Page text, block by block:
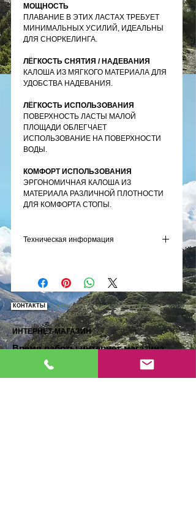
МОЩНОСТЬ
ПЛАВАНИЕ В ЭТИХ ЛАСТАХ ТРЕБУЕТ
МИНИМАЛЬНЫХ УСИЛИЙ, ИДЕАЛЬНЫ
ДЛЯ СНОРКЕЛИНГА.
ЛЁГКОСТЬ СНЯТИЯ / НАДЕВАНИЯ
КАЛОША ИЗ МЯГКОГО МАТЕРИАЛА ДЛЯ
УДОБСТВА НАДЕВАНИЯ.
ЛЁГКОСТЬ ИСПОЛЬЗОВАНИЯ
ПОВЕРХНОСТЬ ЛАСТЫ МАЛОЙ
ПЛОЩАДИ ОБЛЕГЧАЕТ
ИСПОЛЬЗОВАНИЕ НА ПОВЕРХНОСТИ
ВОДЫ.
КОМФОРТ ИСПОЛЬЗОВАНИЯ
ЭРГОНОМИЧНАЯ КАЛОША ИЗ
МАТЕРИАЛА РАЗЛИЧНОЙ ПЛОТНОСТИ
ДЛЯ КОМФОРТА СТОПЫ.
Техническая информация
ступне. Может быть полностью закрытой
(ласты с галошами) или открытой с
регулируемым ремешком.
ЛОПАСТЬ
Плоская часть ласты, с помощью которой
осуществляется толчок. Чем длиннее и/
или тверже ласты, тем мощнее толчок
пловца. Чем короче и/или мягче ласты,
тем слабее толчок пловца.
КОНТАКТЫ
© ИНТЕРНЕТ-МАГАЗИН ТОВАРОВ ДЛЯ СПОРТА, ТУРИЗМА,
ОТДЫХА «DECA.by»
ИНТЕРНЕТ-МАГАЗИН
Время работы интернет-магазина:
09:00- 21:00 ежедневно